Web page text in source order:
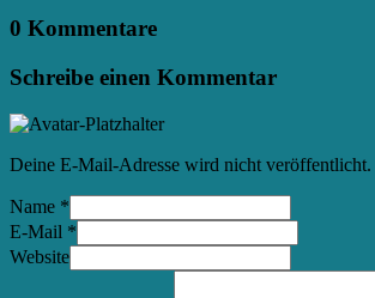
0 Kommentare
Schreibe einen Kommentar
Deine E-Mail-Adresse wird nicht veröffentlicht.
Name *
E-Mail *
Website